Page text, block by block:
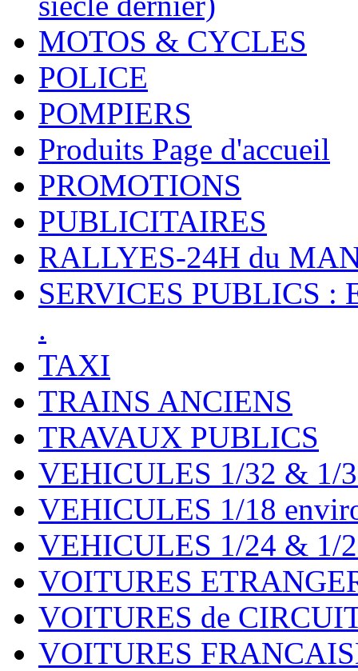
MOTOS & CYCLES
POLICE
POMPIERS
Produits Page d'accueil
PROMOTIONS
PUBLICITAIRES
RALLYES-24H du
SERVICES PUBLICS :
.
TAXI
TRAINS ANCIENS
TRAVAUX PUBLICS
VEHICULES 1/32 & 1/
VEHICULES 1/18
VEHICULES 1/24 & 1/
VOITURES
VOITURES de
VOITURES